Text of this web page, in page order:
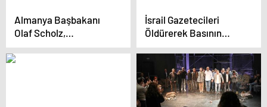
Almanya Başbakanı
Olaf Scholz,
Ukrayna’ya yardımların
arttırılması çağrısında
İsrail Gazetecileri
Öldürerek Basının
Sesini Kısıyor